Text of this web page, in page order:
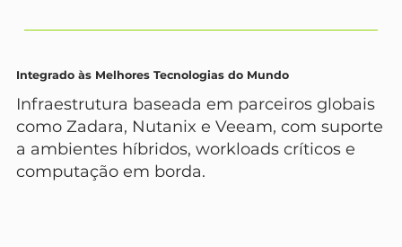
Integrado às Melhores Tecnologias do Mundo
Infraestrutura baseada em parceiros globais
como Zadara, Nutanix e Veeam, com suporte
a ambientes híbridos, workloads críticos e
computação em borda.